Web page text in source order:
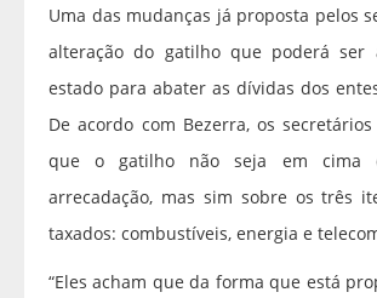
Uma das mudanças já proposta pelos
alteração do gatilho que poderá ser
estado para abater as dívidas dos
De acordo com Bezerra, os
que o gatilho não seja em cima
arrecadação, mas sim sobre os três
taxados: combustíveis, energia e
“Eles acham que da forma que está